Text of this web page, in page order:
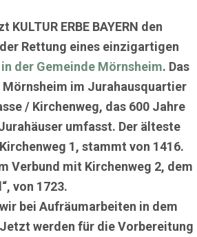
ERBE BAYERN den
Rettung eines einzigartigen
der Gemeinde Mörnsheim. Das
Mörnsheim im Jurahausquartier
/ Kirchenweg, das 600 Jahre
umfasst. Der älteste
1, stammt von 1416.
Verbund mit Kirchenweg 2, dem
von 1723.
bei Aufräumarbeiten in dem
werden für die Vorbereitung